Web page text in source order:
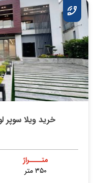
خرید ویلا
متــــراژ
۳۵۰ متر